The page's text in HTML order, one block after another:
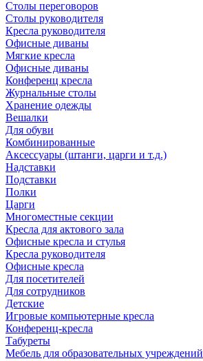
Столы переговоров
Столы руководителя
Кресла руководителя
Офисные диваны
Мягкие кресла
Офисные диваны
Конференц кресла
Журнальные столы
Хранение одежды
Вешалки
Для обуви
Комбинированные
Аксессуары (штанги, царги и т.д.)
Надставки
Подставки
Полки
Царги
Многоместные секции
Кресла для актового зала
Офисные кресла и стулья
Кресла руководителя
Офисные кресла
Для посетителей
Для сотрудников
Детские
Игровые компьютерные кресла
Конференц-кресла
Табуреты
Мебель для образовательных учреждений